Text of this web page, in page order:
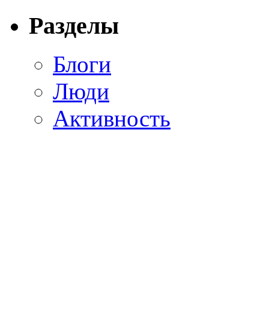
Разделы
Блоги
Люди
Активность